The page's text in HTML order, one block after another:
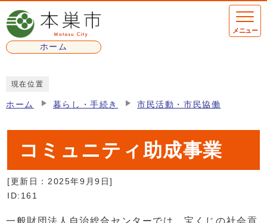
ページの先頭です
ホーム
メニュー
現在位置
ホーム 暮らし・手続き 市民活動・市民協働
コミュニティ助成事業
[更新日： 2025年9月9日]
ID:161